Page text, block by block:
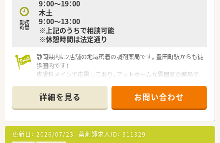
■主な応需科目は精神科・心療内科となります。
■処方箋は1日あたり60枚ほど！
■プライバシーを配慮した完全個室を完備した店舗です。
勤務
時間
9：00～19：00
木土
9：00～13：00
※上記のうちで相談可能
※休憩時間は法定通り
静岡県内に2店舗の地域密着の調剤薬局です。豊田町駅からも徒
歩圏内です！
皮膚科メインで応需しており、アットホームな雰囲気の薬局で
週2日～5日程度ご勤務可能なパートさんの募集です！
詳細を見る お問い合わせ
更新日： 2026/07/23 薬剤師求人ID： 311329